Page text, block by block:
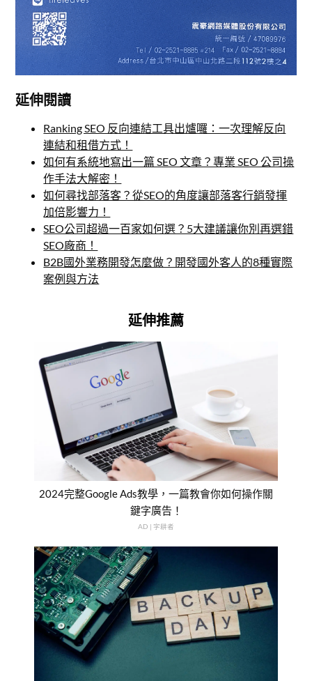
延伸閱讀
Ranking SEO 反向連結工具出爐囉：一次理解反向
連結和租借方式！
如何有系統地寫出一篇 SEO 文章？專業 SEO 公司操
作手法大解密！
如何尋找部落客？從SEO的角度讓部落客行銷發揮
加倍影響力！
SEO公司超過一百家如何選？5大建議讓你別再選錯
SEO廠商！
B2B國外業務開發怎麼做？開發國外客人的8種實際
案例與方法
延伸推薦
2024完整Google Ads教學，一篇教會你如何操作關
鍵字廣告！
AD | 字耕者